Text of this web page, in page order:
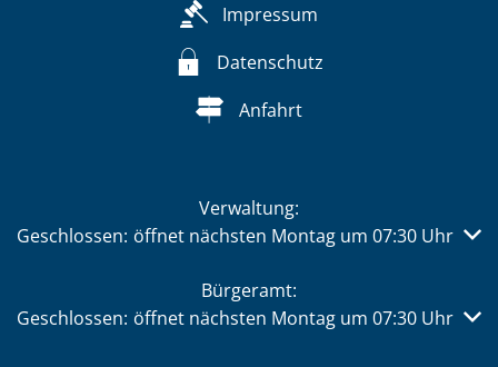
Impressum
Datenschutz
Anfahrt
Verwaltung:
Klicken, um weitere Öffnungs- oder Schließzeiten
Geschlossen: öffnet nächsten Montag um 07:30 Uhr
Bürgeramt:
Klicken, um weitere Öffnungs- oder Schließzeiten
Geschlossen: öffnet nächsten Montag um 07:30 Uhr